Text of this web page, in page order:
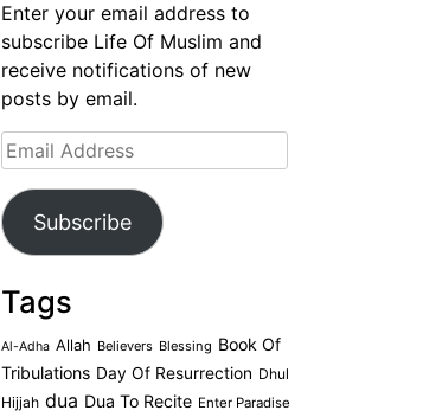
Enter your email address to
subscribe Life Of Muslim and
receive notifications of new
posts by email.
Email
Address
Subscribe
Tags
Al-Adha Allah Believers Blessing Book Of
Tribulations Day Of Resurrection Dhul
Hijjah dua Dua To Recite Enter Paradise